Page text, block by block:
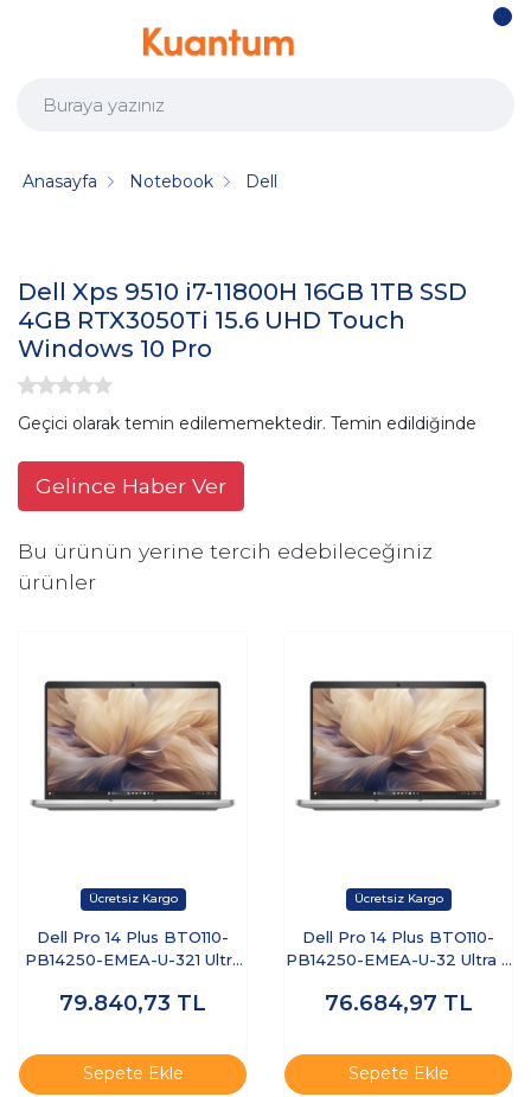
Anasayfa Notebook Dell
Dell Xps 9510 i7-11800H 16GB 1TB SSD
4GB RTX3050Ti 15.6 UHD Touch
Windows 10 Pro
Geçici olarak temin edilememektedir. Temin edildiğinde
Gelince Haber Ver
Bu ürünün yerine tercih edebileceğiniz
ürünler
Dell Pro 14 Plus BTO110-
PB14250-EMEA-U-321 Ultra
Free Dos Dizüstü Bilgisayar
79.840,73 TL
Sepete Ekle
Dell Pro 14 Plus BTO110-
PB14250-EMEA-U-32 Ultra 7
Ubuntu Dizüstü Bilgisayar
76.684,97 TL
Sepete Ekle